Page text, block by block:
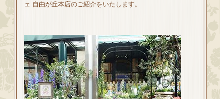
ェ 自由が丘本店のご紹介をいたします。